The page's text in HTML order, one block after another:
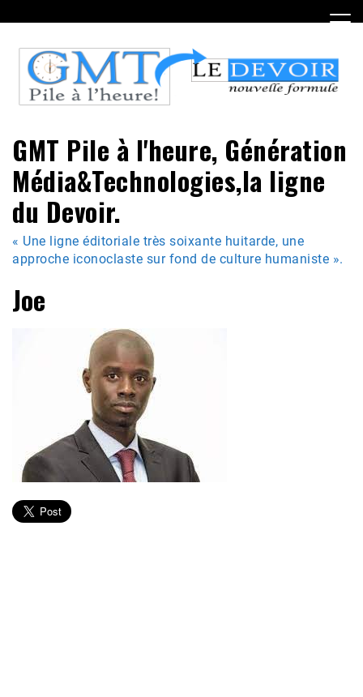
to
content
GMT Pile à l'heure, Génération
Média&Technologies,la ligne
du Devoir.
« Une ligne éditoriale très soixante huitarde, une
approche iconoclaste sur fond de culture humaniste ».
Joe